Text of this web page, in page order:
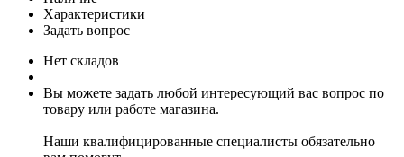
Характеристики
Задать вопрос
Нет складов
Вы можете задать любой интересующий вас вопрос по
товару или работе магазина.
Наши квалифицированные специалисты обязательно